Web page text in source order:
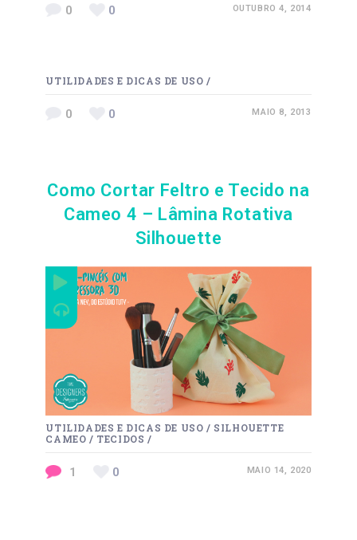
0 0 OUTUBRO 4, 2014
UTILIDADES E DICAS DE USO /
0 0 MAIO 8, 2013
Como Cortar Feltro e Tecido na
Cameo 4 – Lâmina Rotativa
Silhouette
UTILIDADES E DICAS DE USO / SILHOUETTE
CAMEO / TECIDOS /
1 0 MAIO 14, 2020